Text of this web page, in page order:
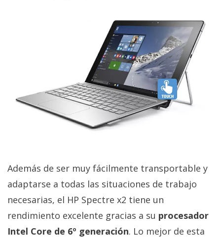
2026.Algunos
derechos
Además de ser muy fácilmente transportable y
adaptarse a todas las situaciones de trabajo
necesarias, el HP Spectre x2 tiene un
rendimiento excelente gracias a su procesador
Intel Core de 6º generación. Lo mejor de esta